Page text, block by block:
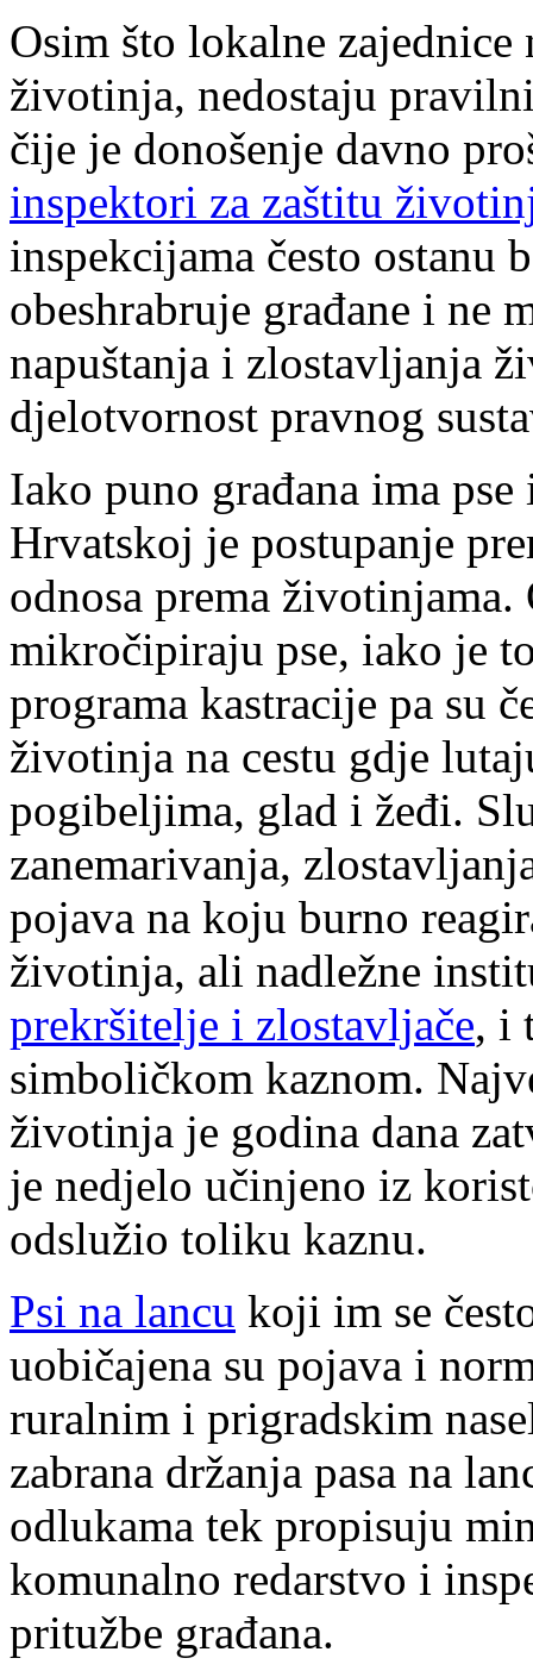
Osim što lokalne
životinja, nedostaju
čije je donošenje davno
inspektori za zaštitu
inspekcijama često ostanu
obeshrabruje građane i
napuštanja i zlostavljanja
djelotvornost pravnog
Iako puno građana ima
Hrvatskoj je postupanje
odnosa prema
mikročipiraju pse, iako je
programa kastracije pa su
životinja na cestu gdje
pogibeljima, glad i žeđi.
zanemarivanja,
pojava na koju burno
životinja, ali nadležne
prekršitelje i zlostavljače, i
simboličkom kaznom.
životinja je godina dana
je nedjelo učinjeno iz
odslužio toliku kaznu.
Psi na lancu koji im se
uobičajena su pojava i
ruralnim i prigradskim
zabrana držanja pasa na
odlukama tek propisuju
komunalno redarstvo i
pritužbe građana.